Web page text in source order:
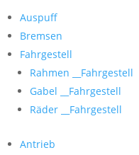
Auspuff
Bremsen
Fahrgestell
Rahmen __Fahrgestell
Gabel __Fahrgestell
Räder __Fahrgestell
Antrieb